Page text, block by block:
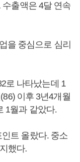
출액은 4달 연속
을 중심으로 심리
로 나타났는데 1
이후 3년4개월
1월과 같았다.
트 올랐다. 중소
했다.